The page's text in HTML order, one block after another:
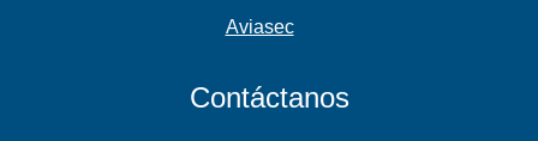
Aviasec
Contáctanos